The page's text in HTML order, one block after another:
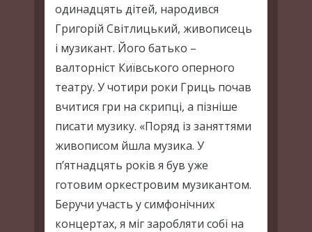
одинадцять дітей, народився
Григорій Світлицький, живописець
і музикант. Його батько –
валторніст Київського оперного
театру. У чотири роки Гриць почав
вчитися гри на скрипці, а пізніше
писати музику. «Поряд із заняттями
живописом йшла музика. У
п’ятнадцять років я був уже
готовим оркестровим музикантом.
Беручи участь у симфонічних
концертах, я міг заробляти собі на